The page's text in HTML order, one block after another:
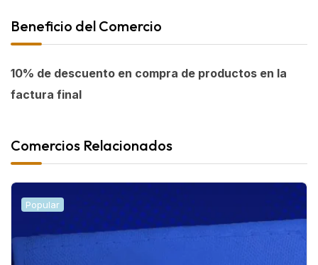
Beneficio del Comercio
10% de descuento en compra de productos en la
factura final
Comercios Relacionados
Popular